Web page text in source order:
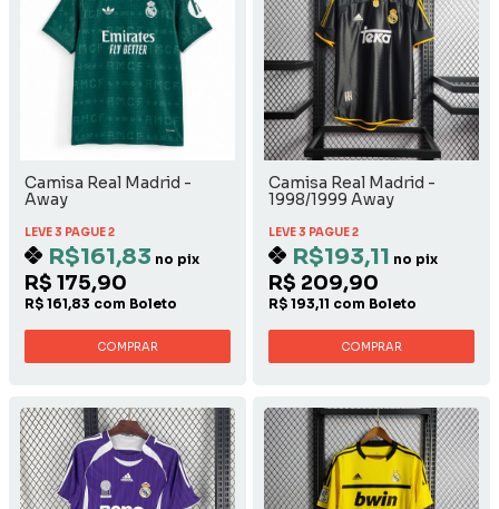
Camisa Real Madrid -
Away
LEVE 3 PAGUE 2
R$161,83 no pix
R$ 175,90
R$ 161,83 com Boleto
COMPRAR
Camisa Real Madrid -
1998/1999 Away
LEVE 3 PAGUE 2
R$193,11 no pix
R$ 209,90
R$ 193,11 com Boleto
COMPRAR